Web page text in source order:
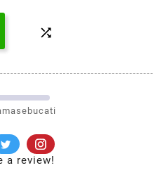

a review!